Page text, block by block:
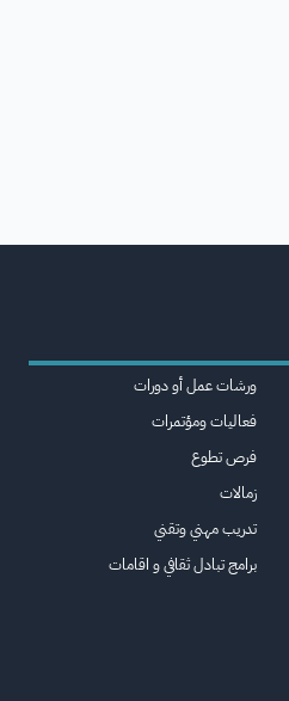
ورشات عمل أو دورات
فعاليات ومؤتمرات
فرص تطوع
زمالات
تدريب مهني وتقني
برامج تبادل ثقافي و اقامات